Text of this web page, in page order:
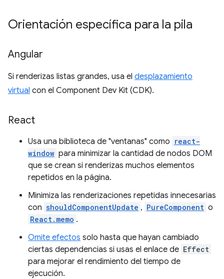
Orientación específica para la pila
Angular
Si renderizas listas grandes, usa el desplazamiento
virtual con el Component Dev Kit (CDK).
React
Usa una biblioteca de "ventanas" como react-
window para minimizar la cantidad de nodos DOM
que se crean si renderizas muchos elementos
repetidos en la página.
Minimiza las renderizaciones repetidas innecesarias
con shouldComponentUpdate , PureComponent o
React.memo .
Omite efectos solo hasta que hayan cambiado
ciertas dependencias si usas el enlace de Effect
para mejorar el rendimiento del tiempo de
ejecución.